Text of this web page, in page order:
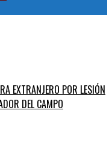
EXTRANJERO POR LESIÓN
DEL CAMPO